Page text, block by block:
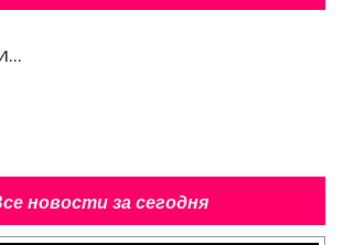
новости за сегодня